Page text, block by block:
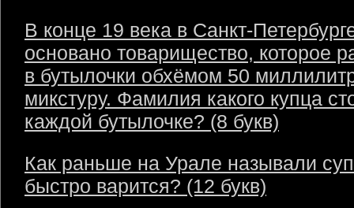
В конце 19 века в Санкт-
основано товарищество, которое
в бутылочки обхёмом 50
микстуру. Фамилия какого купца
каждой бутылочке? (8 букв)
Как раньше на Урале называли
быстро варится? (12 букв)